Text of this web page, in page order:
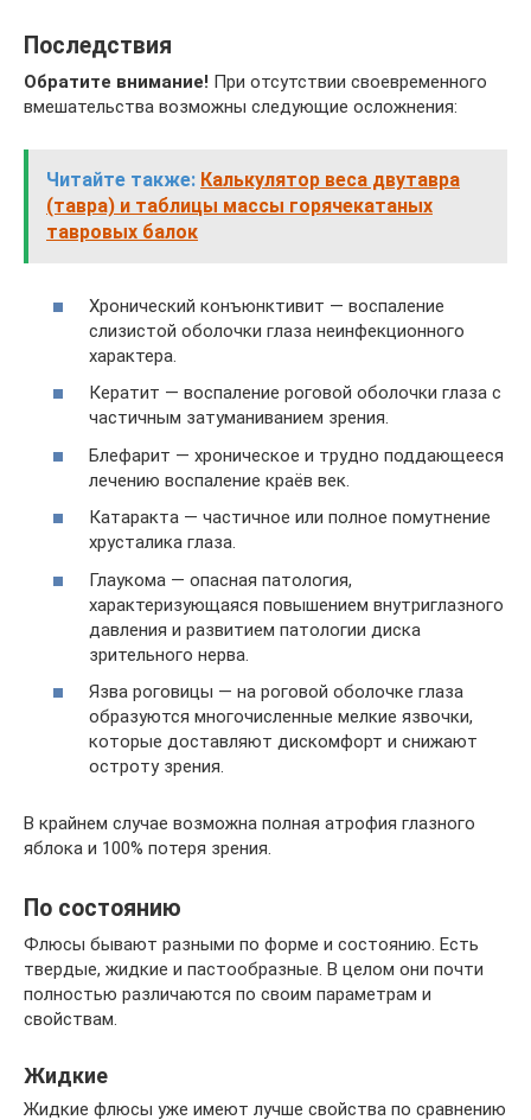
Последствия
Обратите внимание! При отсутствии своевременного
вмешательства возможны следующие осложнения:
Читайте также: Калькулятор веса двутавра
(тавра) и таблицы массы горячекатаных
тавровых балок
Хронический конъюнктивит — воспаление
слизистой оболочки глаза неинфекционного
характера.
Кератит — воспаление роговой оболочки глаза с
частичным затуманиванием зрения.
Блефарит — хроническое и трудно поддающееся
лечению воспаление краёв век.
Катаракта — частичное или полное помутнение
хрусталика глаза.
Глаукома — опасная патология,
характеризующаяся повышением внутриглазного
давления и развитием патологии диска
зрительного нерва.
Язва роговицы — на роговой оболочке глаза
образуются многочисленные мелкие язвочки,
которые доставляют дискомфорт и снижают
остроту зрения.
В крайнем случае возможна полная атрофия глазного
яблока и 100% потеря зрения.
По состоянию
Флюсы бывают разными по форме и состоянию. Есть
твердые, жидкие и пастообразные. В целом они почти
полностью различаются по своим параметрам и
свойствам.
Жидкие
Жидкие флюсы уже имеют лучше свойства по сравнению